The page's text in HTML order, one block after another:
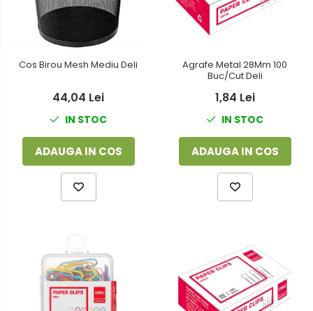
Foarfeci
Lipiciuri
Perforatoare
Tavite pentru Documente
Tusuri si tusiere
Detergenti vase
Dispensere si consumabile
Europubele
Hartie igienica
Odorizante
Produse din hartie
Prosoape din hartie
Sapunuri si dezinfectanti
Uz universal
Cos Birou Mesh Mediu Deli
44,04 Lei
IN STOC
ADAUGA IN COS
Agrafe Metal 28Mm 100
Buc/Cut Deli
1,84 Lei
IN STOC
ADAUGA IN COS